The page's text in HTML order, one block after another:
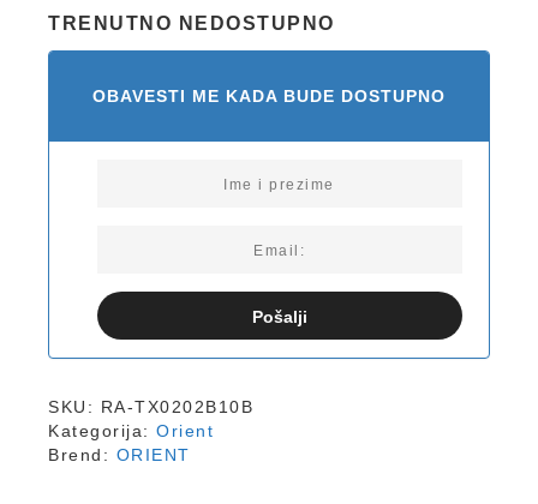
TRENUTNO NEDOSTUPNO
OBAVESTI ME KADA BUDE DOSTUPNO
Pošalji
SKU: RA-TX0202B10B
Kategorija: Orient
Brend: ORIENT